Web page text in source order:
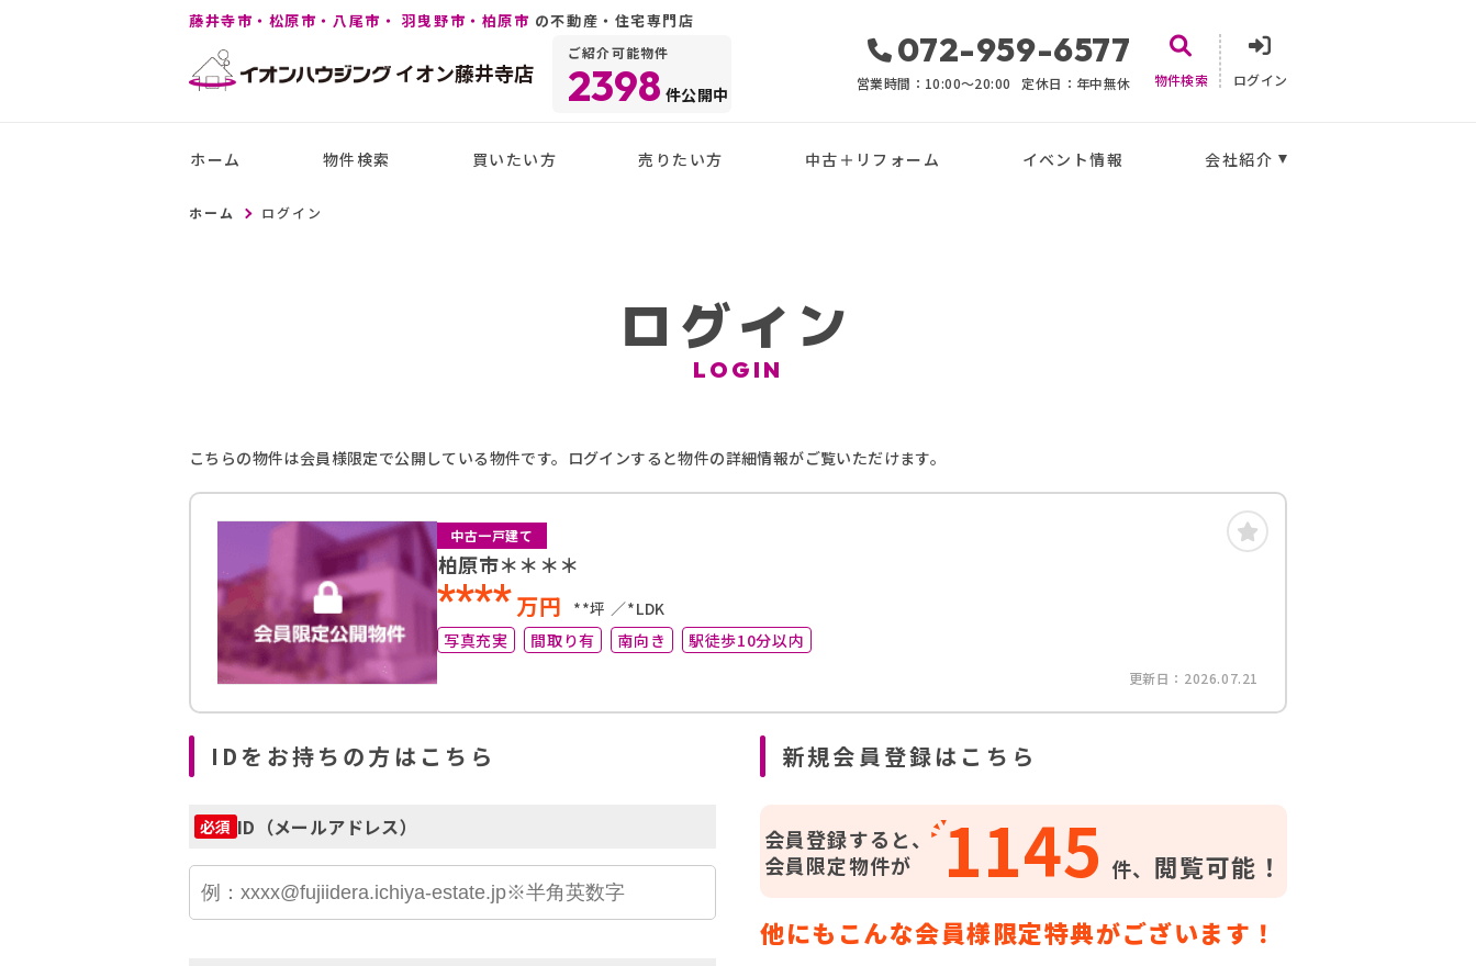
藤井寺市・松原市・八尾市・ 羽曳野市・柏原市 の不動産・住宅専門店
イオン藤井寺店
ご紹介可能物件
2398 件公開中
072-959-6577
営業時間：10:00〜20:00 定休日：年中無休 物件検索 ログイン
ホーム 物件検索 買いたい方 売りたい方 中古＋リフォーム イベント情報 会社紹介
ホーム ログイン
ログイン
LOGIN
こちらの物件は会員様限定で公開している物件です。ログインすると物件の詳細情報がご覧いただけます。
中古一戸建て
柏原市＊＊＊＊
****万円 **坪
*LDK
写真充実
間取り有 南向き 駅徒歩10分以内
更新日：2026.07.21
IDをお持ちの方はこちら
必須 ID（メールアドレス）
新規会員登録はこちら
会員登録すると、
会員限定物件が
1145 件、 閲覧可能！
他にもこんな会員様限定特典がございます！